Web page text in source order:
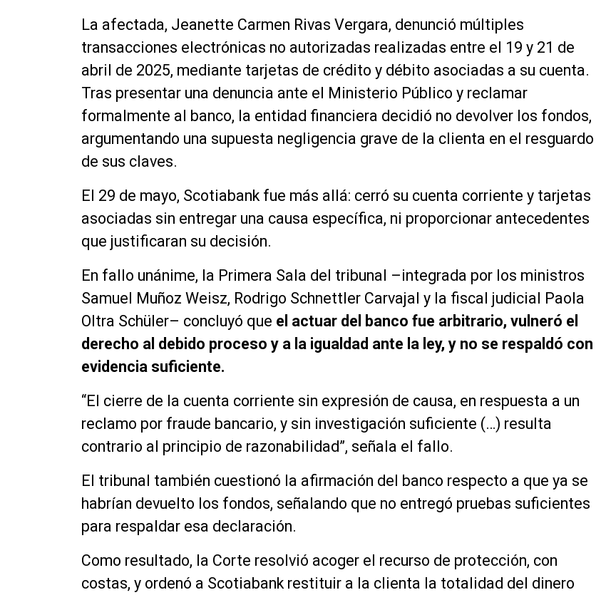
La afectada, Jeanette Carmen Rivas Vergara, denunció múltiples
transacciones electrónicas no autorizadas realizadas entre el 19 y 21 de
abril de 2025, mediante tarjetas de crédito y débito asociadas a su cuenta.
Tras presentar una denuncia ante el Ministerio Público y reclamar
formalmente al banco, la entidad financiera decidió no devolver los fondos,
argumentando una supuesta negligencia grave de la clienta en el resguardo
de sus claves.
El 29 de mayo, Scotiabank fue más allá: cerró su cuenta corriente y tarjetas
asociadas sin entregar una causa específica, ni proporcionar antecedentes
que justificaran su decisión.
En fallo unánime, la Primera Sala del tribunal –integrada por los ministros
Samuel Muñoz Weisz, Rodrigo Schnettler Carvajal y la fiscal judicial Paola
Oltra Schüler– concluyó que el actuar del banco fue arbitrario, vulneró el
derecho al debido proceso y a la igualdad ante la ley, y no se respaldó con
evidencia suficiente.
“El cierre de la cuenta corriente sin expresión de causa, en respuesta a un
reclamo por fraude bancario, y sin investigación suficiente (…) resulta
contrario al principio de razonabilidad”, señala el fallo.
El tribunal también cuestionó la afirmación del banco respecto a que ya se
habrían devuelto los fondos, señalando que no entregó pruebas suficientes
para respaldar esa declaración.
Como resultado, la Corte resolvió acoger el recurso de protección, con
costas, y ordenó a Scotiabank restituir a la clienta la totalidad del dinero